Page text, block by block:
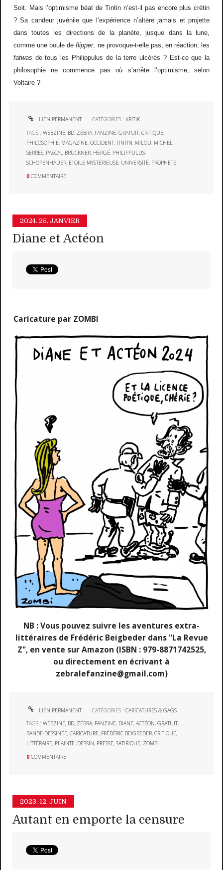
Soit. Mais l’optimisme béat de Tintin n’est-il pas encore plus crétin
? Sa candeur juvénile que l’expérience n’altère jamais et projette
dans toutes les directions de la planète, jusque dans la lune,
comme une boule deflipper, ne provoque-t-elle pas, en réaction, les
fatwas de tous les Philippulus de la terre ulcérés ? Est-ce que la
philosophie ne commence pas où s’arrête l’optimisme, selon
Voltaire ?
LIEN PERMANENT CATÉGORIES : KRITIK
TAGS :WEBZINE, BD, ZÉBRA, FANZINE,GRATUIT,CRITIQUE,
PHILOSOPHIE, MAGAZINE,OCCIDENT,TINTIN, MILOU, MICHEL
SERRES, PASCAL BRUCKNER, HERGÉ, PHILIPPULUS,
SCHOPENHAUER, ÉTOILE MYSTÉRIEUSE, UNIVERSITÉ, PROPHÈTE
0 COMMENTAIRE
2024. 25. JANVIER
Diane et Actéon
Caricature par ZOMBI
NB : Vous pouvez suivre les aventures extra-
littéraires de Frédéric Beigbeder dans "La Revue
Z", en vente sur Amazon (ISBN : 979-8871742525,
ou directement en écrivant à
zebralefanzine@gmail.com)
LIEN PERMANENT CATÉGORIES :CARICATURES & GAGS
TAGS :WEBZINE, BD, ZÉBRA, FANZINE, DIANE,ACTÉON,GRATUIT,
BANDE-DESSINÉE,CARICATURE, FRÉDÉRIC BEIGBEDER,CRITIQUE,
LITTÉRAIRE, PLAINTE, DESSIN, PRESSE,SATIRIQUE, ZOMBI
0 COMMENTAIRE
2023. 12. JUIN
Autant en emporte la censure